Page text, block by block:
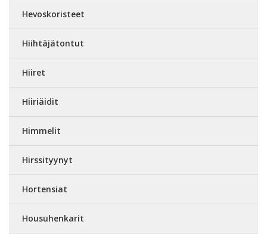
Hevoskoristeet
Hiihtäjätontut
Hiiret
Hiiriäidit
Himmelit
Hirssityynyt
Hortensiat
Housuhenkarit